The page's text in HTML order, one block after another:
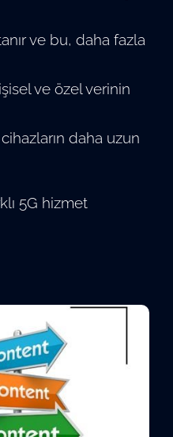
ve bu, daha fazla
ve özel verinin
daha uzun
5G hizmet